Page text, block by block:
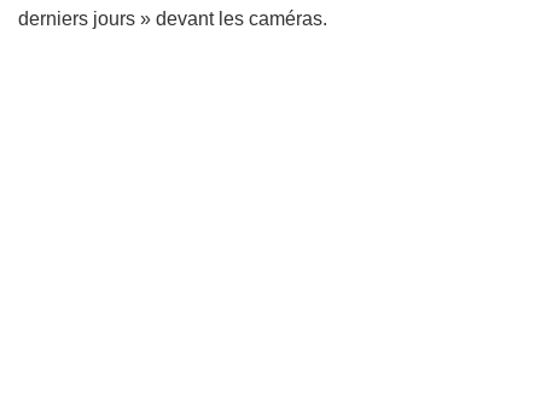
derniers jours » devant les caméras.